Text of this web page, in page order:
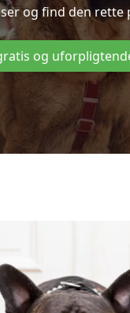
og find den
og